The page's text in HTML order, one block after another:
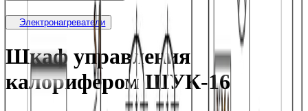
Электронагреватели
Шкаф управления
калорифером ШУК-16